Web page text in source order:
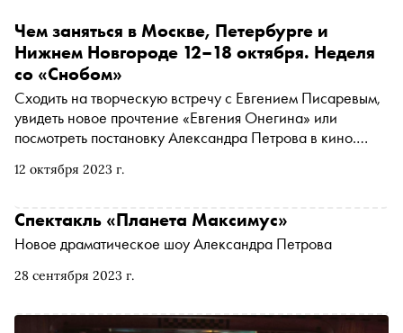
12 октября 2023 г.
Чем заняться в Москве, Петербурге и
Нижнем Новгороде 12–18 октября. Неделя
со «Снобом»
Сходить на творческую встречу с Евгением Писаревым,
увидеть новое прочтение «Евгения Онегина» или
посмотреть постановку Александра Петрова в кино.
ближайшей неделе
28 сентября 2023 г.
Спектакль «Планета Максимус»
Новое драматическое шоу Александра Петрова